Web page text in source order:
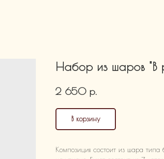
Набор из шаров "В
2 650 р.
В корзину
Композиция состоит из шара